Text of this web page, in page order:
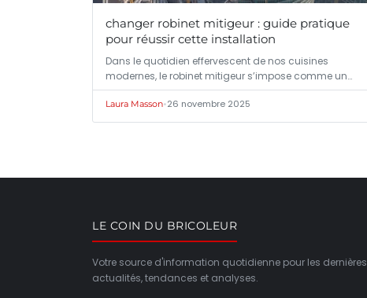
changer robinet mitigeur : guide pratique
pour réussir cette installation
Dans le quotidien effervescent de nos cuisines
modernes, le robinet mitigeur s’impose comme un…
Laura Masson•26 novembre 2025
LE COIN DU BRICOLEUR
Votre source d'information quotidienne pour les dernières
actualités, tendances et analyses.